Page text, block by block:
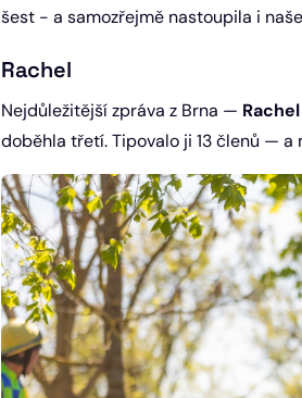
šest - a samozřejmě nastoupila i
Rachel
Nejdůležitější zpráva z Brna — Rachel
doběhla třetí. Tipovalo ji 13 členů — a